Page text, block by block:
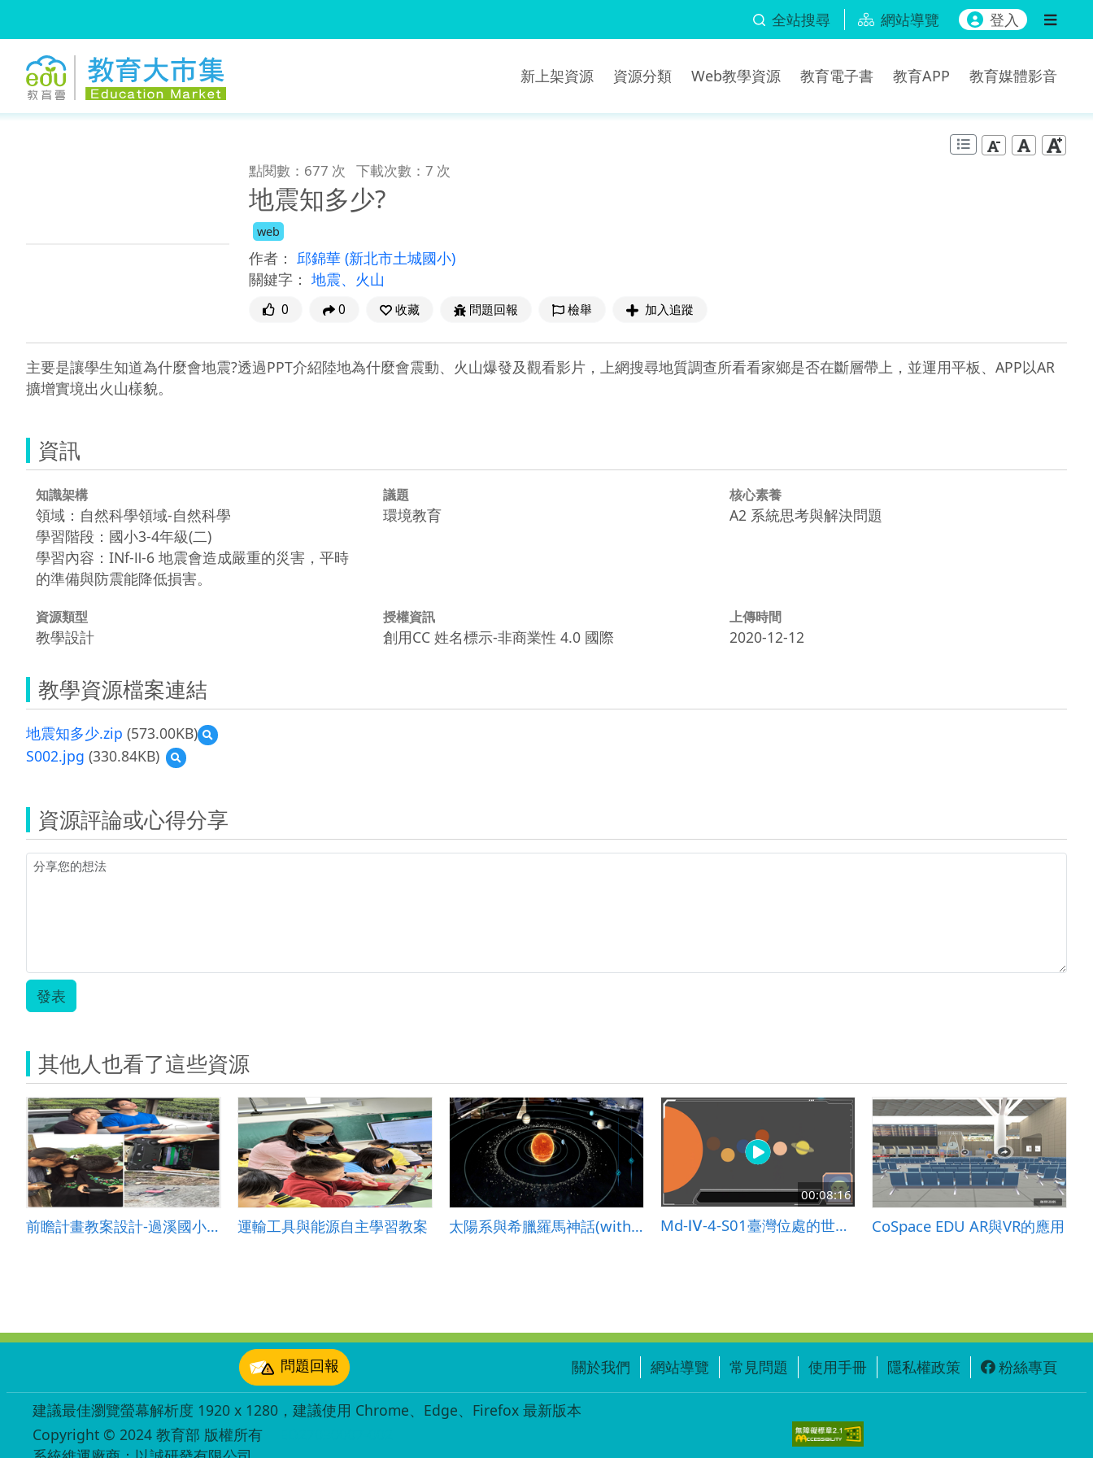
全站搜尋 網站導覽 登入
新上架資源 資源分類 Web教學資源 教育電子書 教育APP 教育媒體影音
點閱數：677 次 下載次數：7 次
地震知多少?
web
作者： 邱錦華 (新北市土城國小)
關鍵字： 地震、火山
0 0 收藏 問題回報 檢舉 加入追蹤
主要是讓學生知道為什麼會地震?透過PPT介紹陸地為什麼會震動、火山爆發及觀看影片，上網搜尋地質調查所看看家鄉是否在斷層帶上，並運用平板、APP以AR
擴增實境出火山樣貌。
資訊
知識架構
領域：自然科學領域-自然科學
學習階段：國小3-4年級(二)
學習內容：INf-Ⅱ-6 地震會造成嚴重的災害，平時
的準備與防震能降低損害。
議題
環境教育
核心素養
A2 系統思考與解決問題
資源類型
教學設計
授權資訊
創用CC 姓名標示-非商業性 4.0 國際
上傳時間
2020-12-12
教學資源檔案連結
地震知多少.zip (573.00KB)
預
覽
多
少.zip
S002.jpg (330.84KB)
預
覽
資源評論或心得分享
發表
其他人也看了這些資源
前瞻計畫教案設計-過溪國小廖虹雅-互動教學-茶園和土石流關係探討 運輸工具與能源自主學習教案 太陽系與希臘羅馬神話(with AR/VR體驗)
00:08:16
Md-Ⅳ-4-S01臺灣位處的世界地震帶，以及台灣板塊構造造成的地震。 CoSpace EDU AR與VR的應用
問題回報 關於我們 網站導覽 常見問題 使用手冊 隱私權政策 粉絲專頁
建議最佳瀏覽螢幕解析度 1920 x 1280，建議使用 Chrome、Edge、Firefox 最新版本
Copyright © 2024 教育部 版權所有